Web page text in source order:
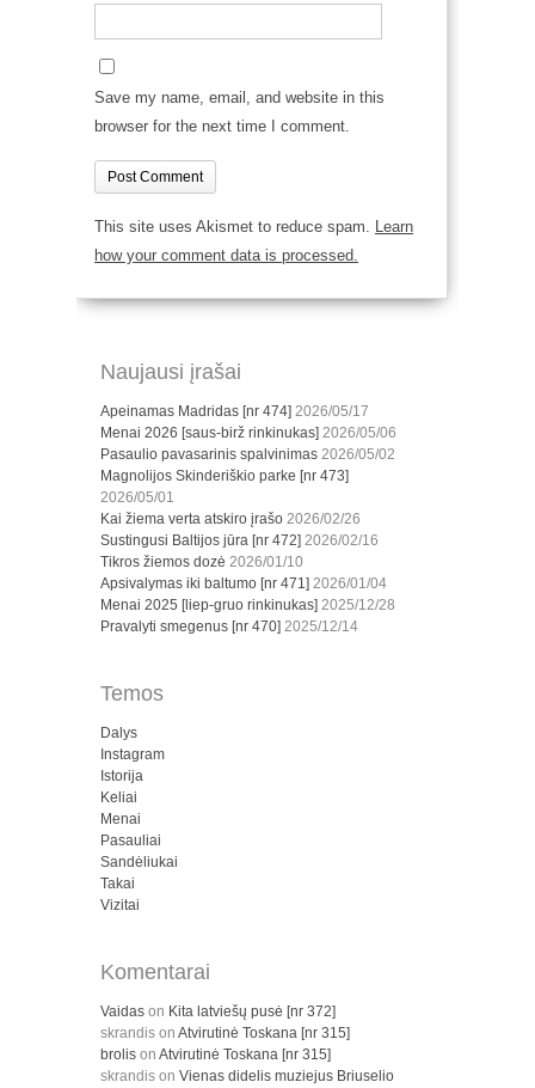
Save my name, email, and website in this
browser for the next time I comment.
This site uses Akismet to reduce spam. Learn
how your comment data is processed.
Naujausi įrašai
Apeinamas Madridas [nr 474] 2026/05/17
Menai 2026 [saus-birž rinkinukas] 2026/05/06
Pasaulio pavasarinis spalvinimas 2026/05/02
Magnolijos Skinderiškio parke [nr 473]
2026/05/01
Kai žiema verta atskiro įrašo 2026/02/26
Sustingusi Baltijos jūra [nr 472] 2026/02/16
Tikros žiemos dozė 2026/01/10
Apsivalymas iki baltumo [nr 471] 2026/01/04
Menai 2025 [liep-gruo rinkinukas] 2025/12/28
Pravalyti smegenus [nr 470] 2025/12/14
Temos
Dalys
Instagram
Istorija
Keliai
Menai
Pasauliai
Sandėliukai
Takai
Vizitai
Komentarai
Vaidas on Kita latviešų pusė [nr 372]
skrandis on Atvirutinė Toskana [nr 315]
brolis on Atvirutinė Toskana [nr 315]
skrandis on Vienas didelis muziejus Briuselio